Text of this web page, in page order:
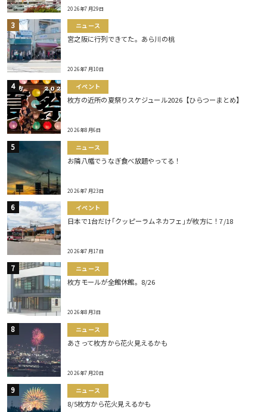
2026年7月29日
ニュース
宮之阪に行列できてた。あら川の桃
2026年7月10日
イベント
枚方の近所の夏祭りスケジュール2026【ひらつーまとめ】
2026年8月6日
ニュース
お隣八幡でうなぎ食べ放題やってる！
2026年7月23日
イベント
日本で1台だけ｢クッピーラムネカフェ｣が枚方に！7/18
2026年7月17日
ニュース
枚方モールが全館休館。8/26
2026年8月3日
ニュース
あさって枚方から花火見えるかも
2026年7月20日
ニュース
8/5枚方から花火見えるかも